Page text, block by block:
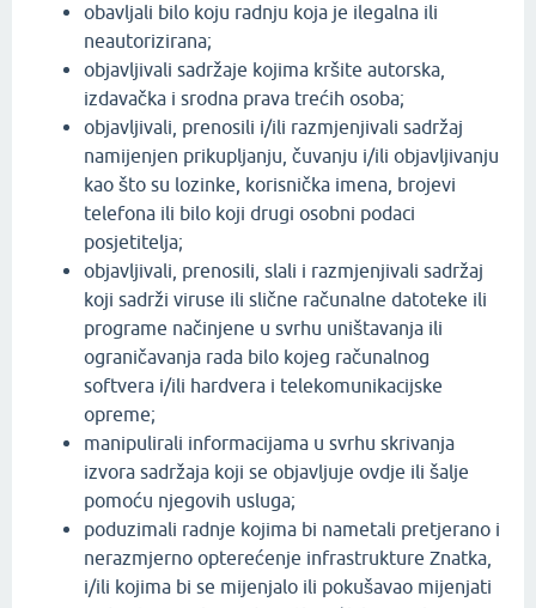
obavljali bilo koju radnju koja je ilegalna ili
neautorizirana;
objavljivali sadržaje kojima kršite autorska,
izdavačka i srodna prava trećih osoba;
objavljivali, prenosili i/ili razmjenjivali sadržaj
namijenjen prikupljanju, čuvanju i/ili objavljivanju
kao što su lozinke, korisnička imena, brojevi
telefona ili bilo koji drugi osobni podaci
posjetitelja;
objavljivali, prenosili, slali i razmjenjivali sadržaj
koji sadrži viruse ili slične računalne datoteke ili
programe načinjene u svrhu uništavanja ili
ograničavanja rada bilo kojeg računalnog
softvera i/ili hardvera i telekomunikacijske
opreme;
manipulirali informacijama u svrhu skrivanja
izvora sadržaja koji se objavljuje ovdje ili šalje
pomoću njegovih usluga;
poduzimali radnje kojima bi nametali pretjerano i
nerazmjerno opterećenje infrastrukture Znatka,
i/ili kojima bi se mijenjalo ili pokušavao mijenjati